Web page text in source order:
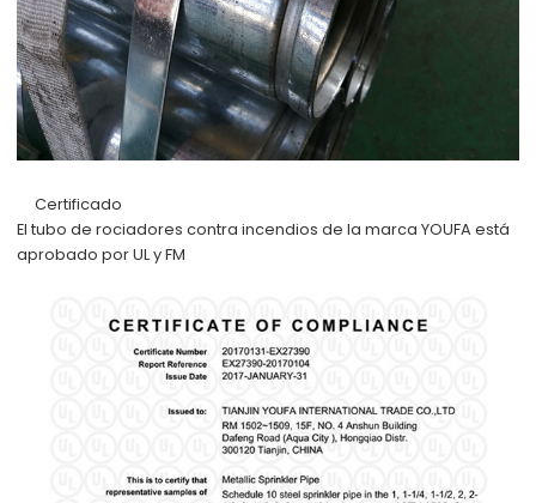
Certificado
El tubo de rociadores contra incendios de la marca YOUFA está
aprobado por UL y FM